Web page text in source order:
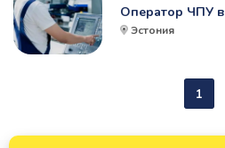
Оператор ЧПУ
Эстония
1